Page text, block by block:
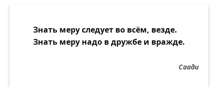
Знать меру следует во всём, везде.
Знать меру надо в дружбе и вражде.
Саади